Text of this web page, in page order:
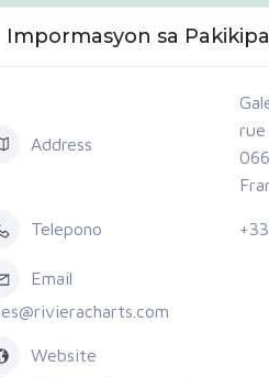
Impormasyon sa
Address
Telepono
Email
Website